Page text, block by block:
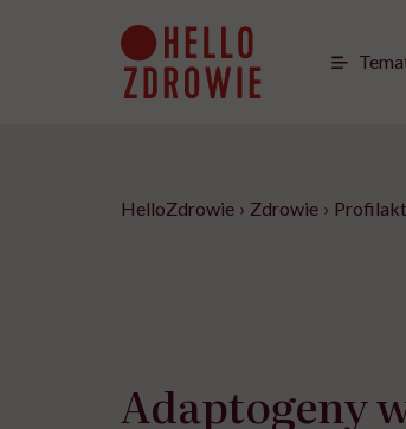
HelloZdrowie › Zdrowie ›
Adaptogeny